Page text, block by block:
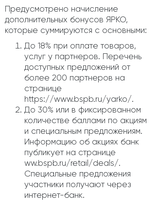
Предусмотрено начисление
дополнительных бонусов ЯРКО,
которые суммируются с основными:
До 18% при оплате товаров,
услуг у партнеров. Перечень
доступных предложений от
более 200 партнеров на
странице
https://www.bspb.ru/yarko/.
До 30% или в фиксированном
количестве баллами по акциям
и специальным предложениям.
Информацию об акциях банк
публикует на странице
ww.bspb.ru/retail/deals/.
Специальные предложения
участники получают через
интернет-банк.